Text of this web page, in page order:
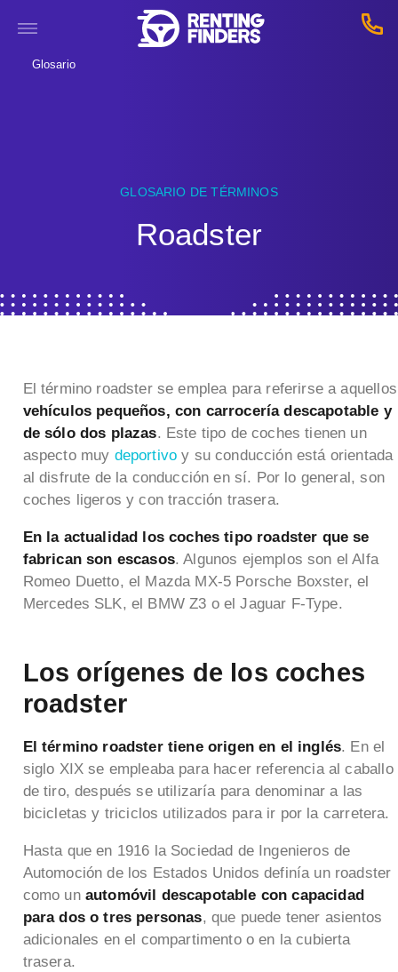
Glosario
GLOSARIO DE TÉRMINOS
Roadster
El término roadster se emplea para referirse a aquellos
vehículos pequeños, con carrocería descapotable y
de sólo dos plazas. Este tipo de coches tienen un
aspecto muy deportivoy su conducción está orientada
al disfrute de la conducción en sí. Por lo general, son
coches ligeros y con tracción trasera.
En la actualidad los coches tipo roadster que se
fabrican son escasos. Algunos ejemplos son el Alfa
Romeo Duetto, el Mazda MX-5 Porsche Boxster, el
Mercedes SLK, el BMW Z3 o el Jaguar F-Type.
Los orígenes de los coches
roadster
El término roadster tiene origen en el inglés. En el
siglo XIX se empleaba para hacer referencia al caballo
de tiro, después se utilizaría para denominar a las
bicicletas y triciclos utilizados para ir por la carretera.
Hasta que en 1916 la Sociedad de Ingenieros de
Automoción de los Estados Unidos definía un roadster
como un automóvil descapotable con capacidad
para dos o tres personas, que puede tener asientos
adicionales en el compartimento o en la cubierta
trasera.